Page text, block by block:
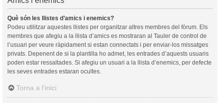
Què són les llistes d’amics i enemics?
Podeu utilitzar aquestes llistes per organitzar altres membres del fòrum. Els
membres que afegiu a la llista d’amics es mostraran al Tauler de control de
l’usuari per veure ràpidament si estan connectats i per enviar-los missatges
privats. Depenent de si la plantilla ho admet, les entrades d’aquests usuaris
poden estar ressaltades. Si afegiu un usuari a la llista d’enemics, per defecte
les seves entrades estaran ocultes.
Torna a l’inici